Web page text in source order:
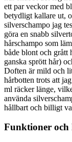
ett par veckor med
betydligt kallare ut,
silverschampo jag
göra en snabb
hårschampo som
både blont och grått
ganska sprött hår)
Doften är mild och
hårbotten trots att
ml räcker länge,
använda
hållbart och billigt
Funktioner och